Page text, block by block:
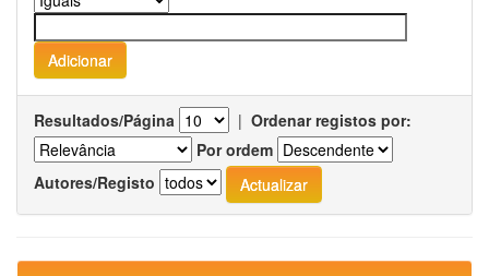
Resultados/Página | Ordenar registos por:
Por ordem
Autores/Registo